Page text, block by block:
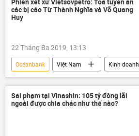
các bị cáo Từ Thành Nghĩa và Võ Quang
Huy
22 Tháng Ba 2019, 13:13
Oceanbank Việt Nam
Kinh doanh
Từ Thành Nghĩa
Võ Quang Huy
Vietsovpetro
PVN
Sai phạm tại Vinashin: 105 tỷ đồng lãi
ngoài được chia chác như thế nào?